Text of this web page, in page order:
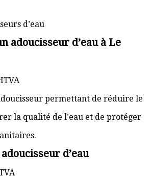
d’eau
adoucisseur d’eau à Le
permettant de réduire le
la qualité de l’eau et de protéger
d’eau